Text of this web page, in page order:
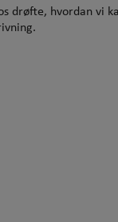
drøfte, hvordan vi